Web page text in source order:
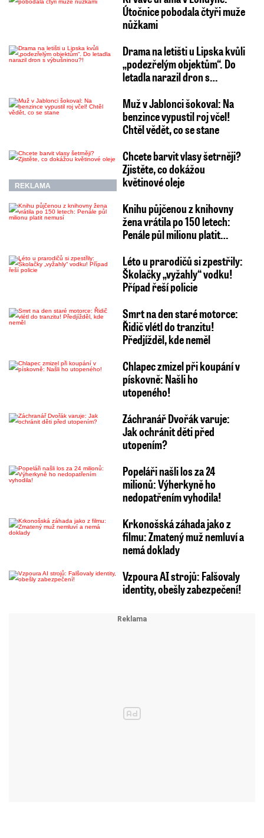
Útočnice pobodala čtyři muže
nůžkami
Drama na letišti u Lipska kvůli
„podezřelým objektům“. Do
letadla narazil dron s…
Muž v Jablonci šokoval: Na
benzince vypustil roj včel!
Chtěl vědět, co se stane
REKLAMA
Chcete barvit vlasy šetrněji?
Zjistěte, co dokážou
květinové oleje
Knihu půjčenou z knihovny
žena vrátila po 150 letech:
Penále půl milionu platit…
Léto u prarodičů si zpestřily:
Školačky „vyžahly“ vodku!
Případ řeší policie
Smrt na den staré motorce:
Řidič vlétl do tranzitu!
Předjížděl, kde neměl
Chlapec zmizel při koupání v
pískovně: Našli ho
utopeného!
Záchranář Dvořák varuje:
Jak ochránit děti před
utopením?
Popeláři našli los za 24
milionů: Výherkyně ho
nedopatřením vyhodila!
Krkonošská záhada jako z
filmu: Zmatený muž nemluví a
nemá doklady
Vzpoura AI strojů: Falšovaly
identity, obešly zabezpečení!